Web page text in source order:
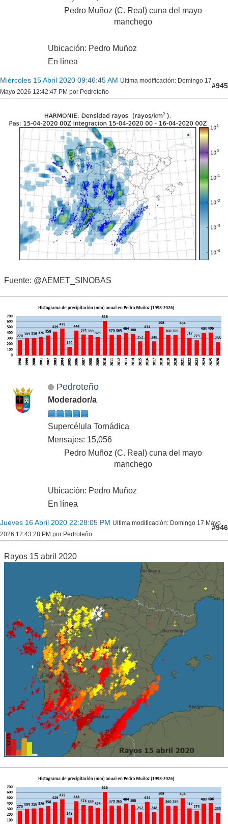
Pedro Muñoz (C. Real) cuna del mayo
manchego
Ubicación: Pedro Muñoz
En línea
Miércoles 15 Abril 2020 09:46:45 AM Ultima modificación: Domingo 17
Mayo 2026 12:42:47 PM por Pedroteño
#945
Fuente: @AEMET_SINOBAS
Pedroteño
Moderador/a
Supercélula Tornádica
Mensajes: 15,056
Pedro Muñoz (C. Real) cuna del mayo
manchego
Ubicación: Pedro Muñoz
En línea
Jueves 16 Abril 2020 22:28:05 PM Ultima modificación: Domingo 17 Mayo
2026 12:43:28 PM por Pedroteño
#946
Rayos 15 abril 2020